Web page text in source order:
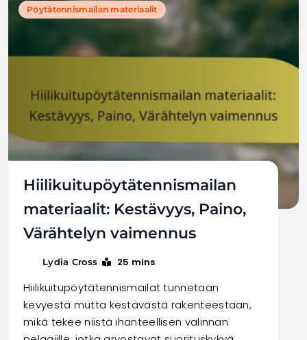
Pöytätennismailan materiaalit
Hiilikuitupöytätennismailan
materiaalit: Kestävyys, Paino,
Värähtelyn vaimennus
Lydia Cross 25 mins
Hiilikuitupöytätennismailat tunnetaan
kevyestä mutta kestävästä rakenteestaan,
mikä tekee niistä ihanteellisen valinnan